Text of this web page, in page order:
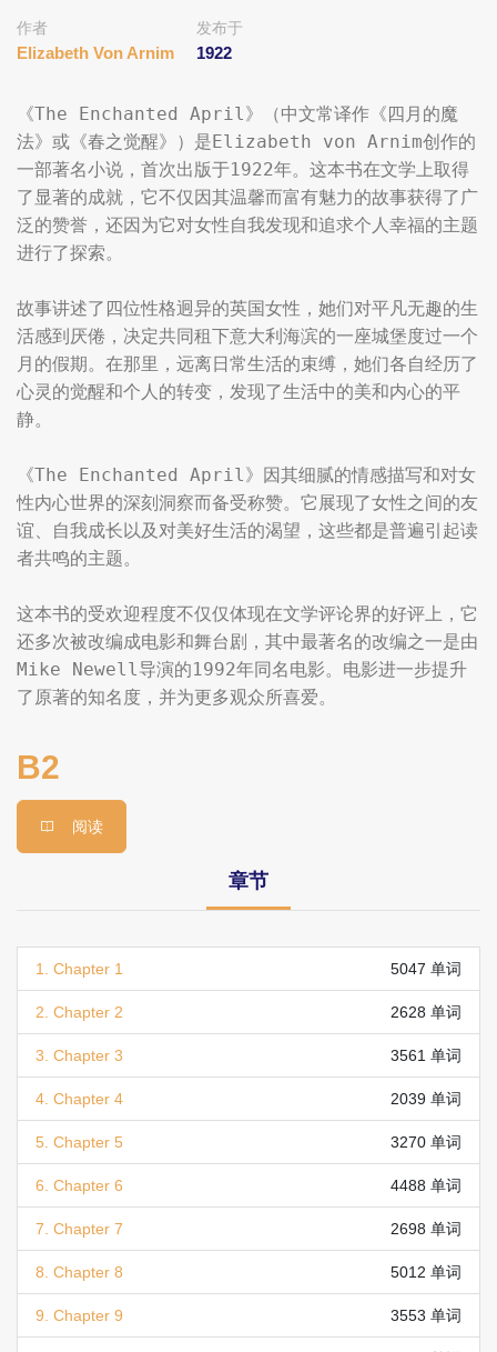
作者
Elizabeth Von Arnim
发布于
1922
《The Enchanted April》（中文常译作《四月的魔
法》或《春之觉醒》）是Elizabeth von Arnim创作的
一部著名小说，首次出版于1922年。这本书在文学上取得
了显著的成就，它不仅因其温馨而富有魅力的故事获得了广
泛的赞誉，还因为它对女性自我发现和追求个人幸福的主题
进行了探索。
故事讲述了四位性格迥异的英国女性，她们对平凡无趣的生
活感到厌倦，决定共同租下意大利海滨的一座城堡度过一个
月的假期。在那里，远离日常生活的束缚，她们各自经历了
心灵的觉醒和个人的转变，发现了生活中的美和内心的平
静。
《The Enchanted April》因其细腻的情感描写和对女
性内心世界的深刻洞察而备受称赞。它展现了女性之间的友
谊、自我成长以及对美好生活的渴望，这些都是普遍引起读
者共鸣的主题。
这本书的受欢迎程度不仅仅体现在文学评论界的好评上，它
还多次被改编成电影和舞台剧，其中最著名的改编之一是由
Mike Newell导演的1992年同名电影。电影进一步提升
了原著的知名度，并为更多观众所喜爱。
B2
阅读
章节
1. Chapter 1 5047 单词
2. Chapter 2 2628 单词
3. Chapter 3 3561 单词
4. Chapter 4 2039 单词
5. Chapter 5 3270 单词
6. Chapter 6 4488 单词
7. Chapter 7 2698 单词
8. Chapter 8 5012 单词
9. Chapter 9 3553 单词